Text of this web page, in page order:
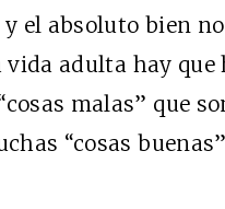
el absoluto bien
vida adulta hay que
malas” que
“cosas